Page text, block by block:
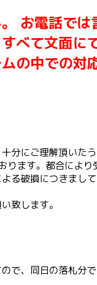
お電話で
べて文面に
の中での対
分にご理解頂いたう
ります。都合によ
る破損につきまし
致します。
で、同日の落札分